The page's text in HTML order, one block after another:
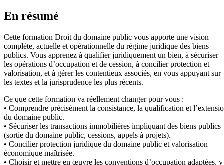
En résumé
Cette formation Droit du domaine public vous apporte une vision
complète, actuelle et opérationnelle du régime juridique des biens
publics. Vous apprenez à qualifier juridiquement un bien, à sécuriser
les opérations d’occupation et de cession, à concilier protection et
valorisation, et à gérer les contentieux associés, en vous appuyant sur
les textes et la jurisprudence les plus récents.
Ce que cette formation va réellement changer pour vous :
• Comprendre précisément la consistance, la qualification et
du domaine public.
• Sécuriser les transactions immobilières impliquant des biens publics
(sortie du domaine public, cessions, appels à projets).
• Concilier protection juridique du domaine public et valorisation
économique maîtrisée.
• Choisir et mettre en œuvre les conventions d’occupation adaptées, y